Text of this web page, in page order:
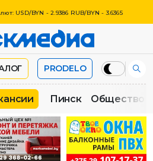
USD/BYN - 2.9386 RUB/BYN - 3.6365
PRODELO
Пинск Общество